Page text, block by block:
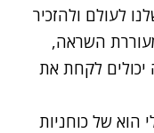
לעולם ולהזכיר
השראה,
יכולים לקחת את
הוא של כוחניות